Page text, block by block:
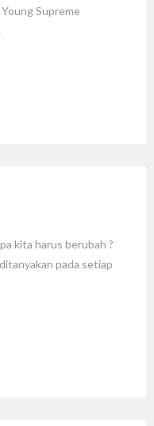
Supreme
kita harus berubah ?
pada setiap